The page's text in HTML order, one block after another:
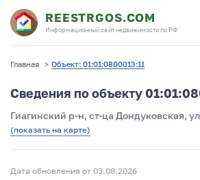
REESTRGOS.COM
Информационный сайт недвижимости по РФ
Главная > Объект: 01:01:0800013:11
Сведения по объекту
Гиагинский р-н, ст-ца Дондуковская,
(показать на карте)
Дата обновления от 03.08.2026